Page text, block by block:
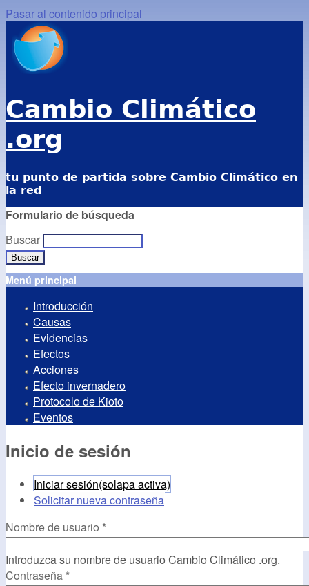
Pasar al contenido principal
Cambio Climático
.org
tu punto de partida sobre Cambio Climático en
la red
Formulario de búsqueda
Buscar
Menú principal
Introducción
Causas
Evidencias
Efectos
Acciones
Efecto invernadero
Protocolo de Kioto
Eventos
Inicio de sesión
Iniciar sesión(solapa activa)
Solicitar nueva contraseña
Nombre de usuario *
Introduzca su nombre de usuario Cambio Climático .org.
Contraseña *